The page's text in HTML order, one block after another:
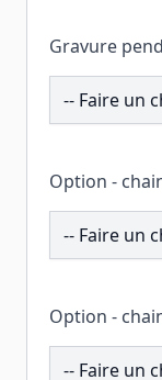
Gravure
201656
Option -
200645
Option -
200631